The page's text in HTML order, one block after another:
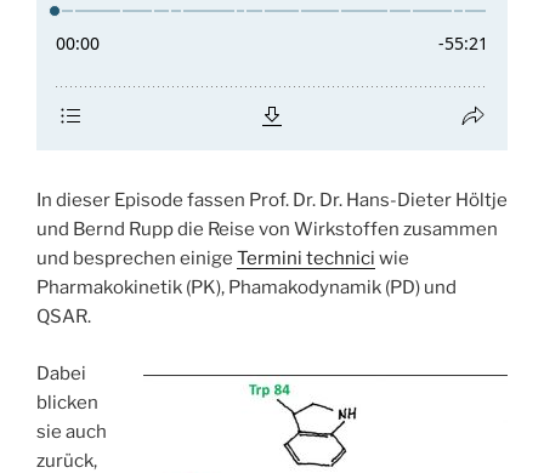
In dieser Episode fassen Prof. Dr. Dr. Hans-Dieter Höltje
und Bernd Rupp die Reise von Wirkstoffen zusammen
und besprechen einige Termini technici wie
Pharmakokinetik (PK), Phamakodynamik (PD) und
QSAR.
Dabei
blicken
sie auch
zurück,